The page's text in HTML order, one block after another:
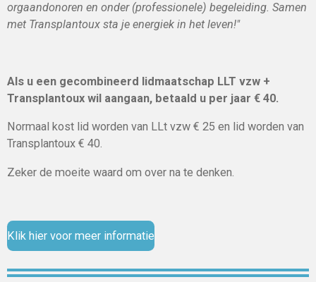
orgaandonoren en onder (professionele) begeleiding. Samen
met Transplantoux sta je energiek in het leven!"
Als u een gecombineerd lidmaatschap LLT vzw +
Transplantoux wil aangaan, betaald u per jaar € 40.
Normaal kost lid worden van LLt vzw € 25 en lid worden van
Transplantoux € 40.
Zeker de moeite waard om over na te denken.
Klik hier voor meer informatie